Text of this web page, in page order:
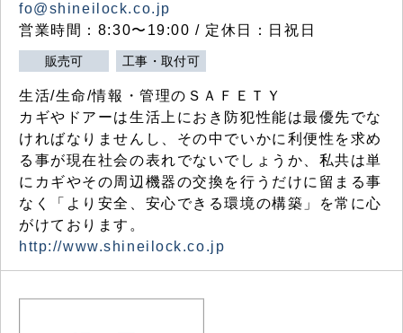
fo@shineilock.co.jp
営業時間：8:30〜19:00 / 定休日：日祝日
販売可 工事・取付可
生活/生命/情報・管理のＳＡＦＥＴＹ
カギやドアーは生活上におき防犯性能は最優先でな
ければなりませんし、その中でいかに利便性を求め
る事が現在社会の表れでないでしょうか、私共は単
にカギやその周辺機器の交換を行うだけに留まる事
なく「より安全、安心できる環境の構築」を常に心
がけております。
http://www.shineilock.co.jp